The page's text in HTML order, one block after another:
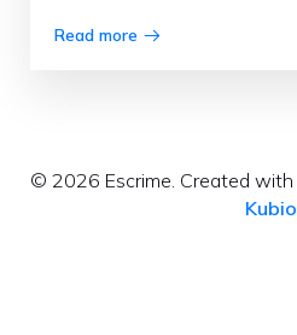
Read more
© 2026 Escrime. Created with
Kubio